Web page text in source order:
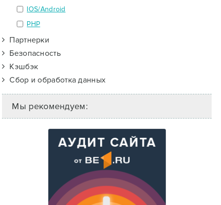
IOS/Android
PHP
Партнерки
Безопасность
Кэшбэк
Сбор и обработка данных
Мы рекомендуем: